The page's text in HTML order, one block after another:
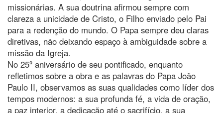
missionárias. A sua doutrina afirmou sempre com
clareza a unicidade de Cristo, o Filho enviado pelo Pai
para a redenção do mundo. O Papa sempre deu claras
diretivas, não deixando espaço à ambiguidade sobre a
missão da Igreja.
No 25º aniversário de seu pontificado, enquanto
refletimos sobre a obra e as palavras do Papa João
Paulo II, observamos as suas qualidades como líder dos
tempos modernos: a sua profunda fé, a vida de oração,
a paz interior, a dedicação até o sacrifício, a sua